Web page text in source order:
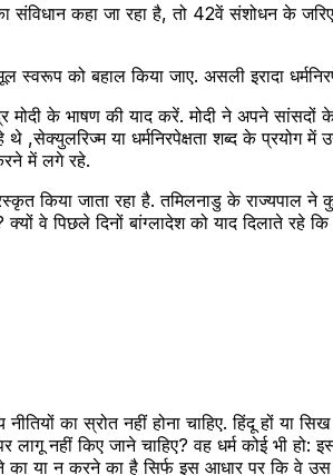
कहा जा रहा है, तो 42वें संशोधन के
को बहाल किया जाए. असली इरादा
के भाषण की याद करें. मोदी ने अपने
या धर्मनिरपेक्षता शब्द के प्रयोग में
में लगे रहे.
किया जाता रहा है. तमिलनाडु के
क्यों वे पिछले दिनों बांग्लादेश को याद दिलाते
का स्रोत नहीं होना चाहिए. हिंदू हों
नहीं किए जाने चाहिए? वह धर्म कोई भी हो:
का या न करने का है सिर्फ इस आधार पर कि वे